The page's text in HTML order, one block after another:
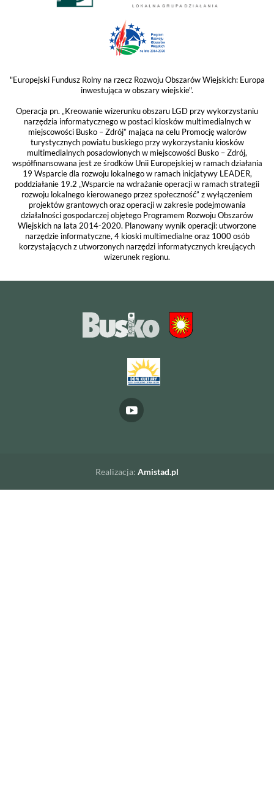
"Europejski Fundusz Rolny na rzecz Rozwoju Obszarów Wiejskich: Europa
inwestująca w obszary wiejskie".
Operacja pn. „Kreowanie wizerunku obszaru LGD przy wykorzystaniu
narzędzia informatycznego w postaci kiosków multimedialnych w
miejscowości Busko – Zdrój” mająca na celu Promocję walorów
turystycznych powiatu buskiego przy wykorzystaniu kiosków
multimedialnych posadowionych w miejscowości Busko – Zdrój,
współfinansowana jest ze środków Unii Europejskiej w ramach działania
19 Wsparcie dla rozwoju lokalnego w ramach inicjatywy LEADER,
poddziałanie 19.2 „Wsparcie na wdrażanie operacji w ramach strategii
rozwoju lokalnego kierowanego przez społeczność” z wyłączeniem
projektów grantowych oraz operacji w zakresie podejmowania
działalności gospodarczej objętego Programem Rozwoju Obszarów
Wiejskich na lata 2014-2020. Planowany wynik operacji: utworzone
narzędzie informatyczne, 4 kioski multimedialne oraz 1000 osób
korzystających z utworzonych narzędzi informatycznych kreujących
wizerunek regionu.
Realizacja: Amistad.pl